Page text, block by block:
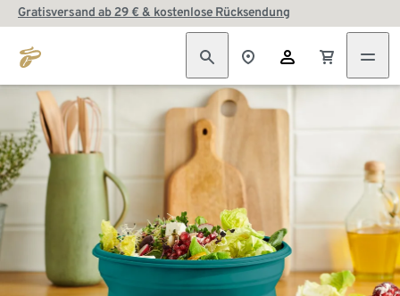
Gratisversand ab 29 € & kostenlose Rücksendung